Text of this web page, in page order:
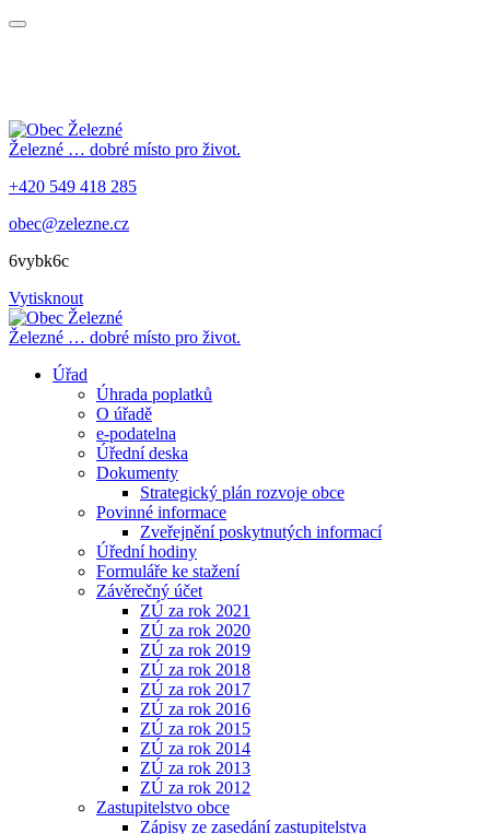
Železné … dobré místo pro život.
+420 549 418 285
obec@zelezne.cz
6vybk6c
Vytisknout
Železné … dobré místo pro život.
Úřad
Úhrada poplatků
O úřadě
e-podatelna
Úřední deska
Dokumenty
Strategický plán rozvoje obce
Povinné informace
Zveřejnění poskytnutých informací
Úřední hodiny
Formuláře ke stažení
Závěrečný účet
ZÚ za rok 2021
ZÚ za rok 2020
ZÚ za rok 2019
ZÚ za rok 2018
ZÚ za rok 2017
ZÚ za rok 2016
ZÚ za rok 2015
ZÚ za rok 2014
ZÚ za rok 2013
ZÚ za rok 2012
Zastupitelstvo obce
Zápisy ze zasedání zastupitelstva